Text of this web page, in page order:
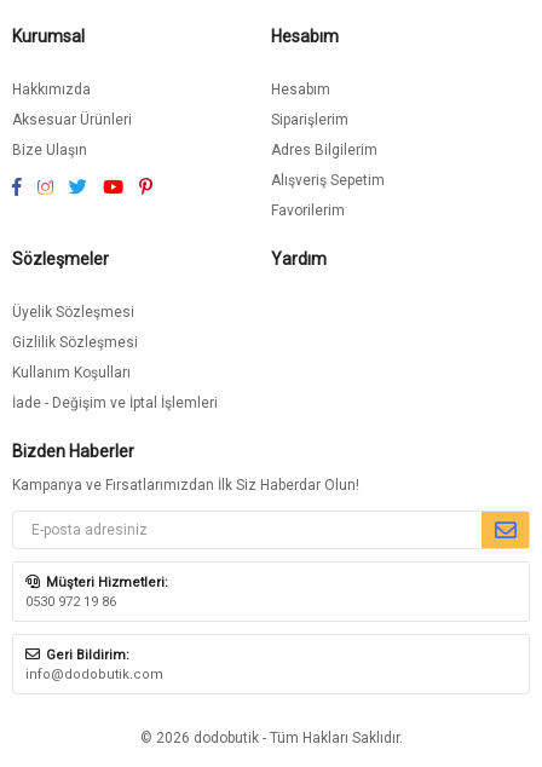
Kurumsal
Hakkımızda
Aksesuar Ürünleri
Bize Ulaşın
Hesabım
Hesabım
Siparişlerim
Adres Bilgilerim
Alışveriş Sepetim
Favorilerim
Sözleşmeler
Üyelik Sözleşmesi
Gizlilik Sözleşmesi
Kullanım Koşulları
İade - Değişim ve İptal İşlemleri
Yardım
Bizden Haberler
Kampanya ve Fırsatlarımızdan İlk Siz Haberdar Olun!
Müşteri Hizmetleri:
0530 972 19 86
Geri Bildirim:
info@dodobutik.com
© 2026 dodobutik - Tüm Hakları Saklıdır.